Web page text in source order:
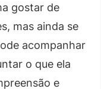
gostar de
mas ainda se
acompanhar
o que ela
e